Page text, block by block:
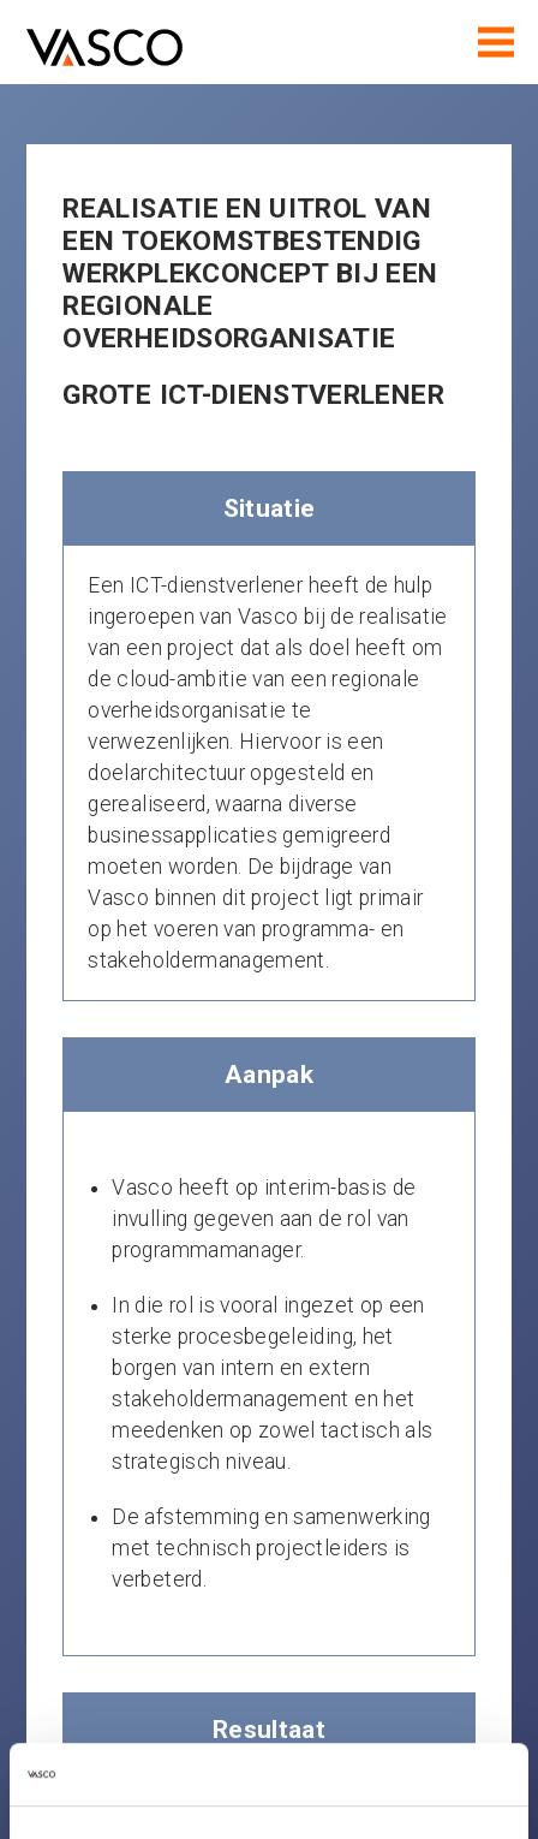
REALISATIE EN UITROL VAN
EEN TOEKOMSTBESTENDIG
WERKPLEKCONCEPT BIJ EEN
REGIONALE
OVERHEIDSORGANISATIE
GROTE ICT-DIENSTVERLENER
Situatie
Een ICT-dienstverlener heeft de hulp
ingeroepen van Vasco bij de realisatie
van een project dat als doel heeft om
de cloud-ambitie van een regionale
overheidsorganisatie te
verwezenlijken. Hiervoor is een
doelarchitectuur opgesteld en
gerealiseerd, waarna diverse
businessapplicaties gemigreerd
moeten worden. De bijdrage van
Vasco binnen dit project ligt primair
op het voeren van programma- en
stakeholdermanagement.
Aanpak
Vasco heeft op interim-basis de
invulling gegeven aan de rol van
programmamanager.
In die rol is vooral ingezet op een
sterke procesbegeleiding, het
borgen van intern en extern
stakeholdermanagement en het
meedenken op zowel tactisch als
strategisch niveau.
De afstemming en samenwerking
met technisch projectleiders is
verbeterd.
Resultaat